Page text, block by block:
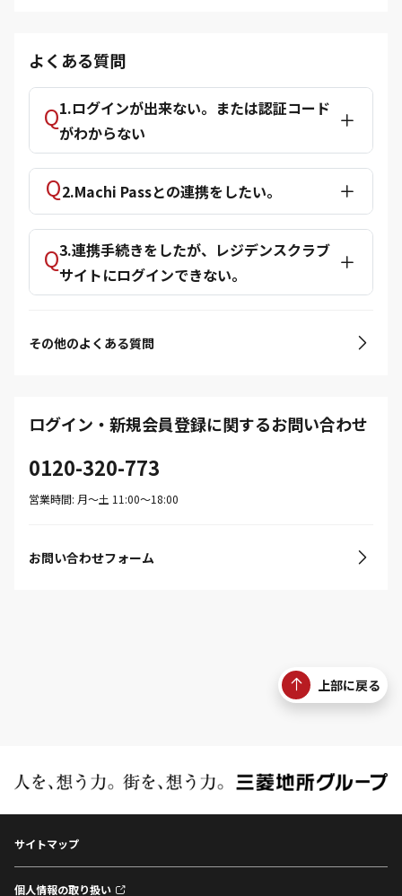
よくある質問
1.ログインが出来ない。または認証コード
がわからない
2.Machi Passとの連携をしたい。
3.連携手続きをしたが、レジデンスクラブ
サイトにログインできない。
その他のよくある質問
ログイン・新規会員登録に関するお問い合わせ
0120-320-773
営業時間: 月〜土 11:00〜18:00
お問い合わせフォーム
上部に戻る
サイトマップ
個人情報の取り扱い